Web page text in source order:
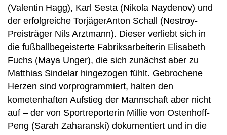
(Valentin Hagg), Karl Sesta (Nikola Naydenov) und
der erfolgreiche TorjägerAnton Schall (Nestroy-
Preisträger Nils Arztmann). Dieser verliebt sich in
die fußballbegeisterte Fabriksarbeiterin Elisabeth
Fuchs (Maya Unger), die sich zunächst aber zu
Matthias Sindelar hingezogen fühlt. Gebrochene
Herzen sind vorprogrammiert, halten den
kometenhaften Aufstieg der Mannschaft aber nicht
auf – der von Sportreporterin Millie von Ostenhoff-
Peng (Sarah Zaharanski) dokumentiert und in die